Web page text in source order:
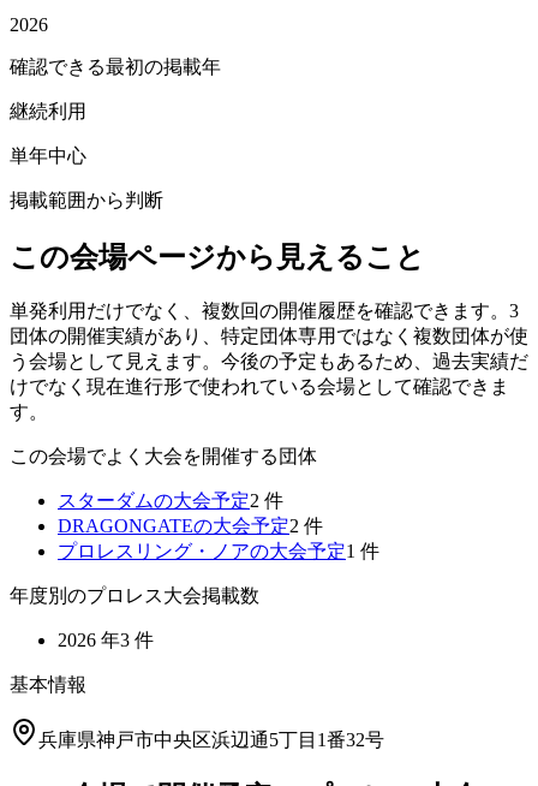
2026
確認できる最初の掲載年
継続利用
単年中心
掲載範囲から判断
この会場ページから見えること
単発利用だけでなく、複数回の開催履歴を確認できます。3
団体の開催実績があり、特定団体専用ではなく複数団体が使
う会場として見えます。今後の予定もあるため、過去実績だ
けでなく現在進行形で使われている会場として確認できま
す。
この会場でよく大会を開催する団体
スターダムの大会予定2 件
DRAGONGATEの大会予定2 件
プロレスリング・ノアの大会予定1 件
年度別のプロレス大会掲載数
2026 年3 件
基本情報
兵庫県神戸市中央区浜辺通5丁目1番32号